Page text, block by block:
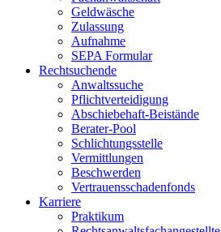
Geldwäsche
Zulassung
Aufnahme
SEPA Formular
Rechtsuchende
Anwaltssuche
Pflichtverteidigung
Abschiebehaft-Beistände
Berater-Pool
Schlichtungsstelle
Vermittlungen
Beschwerden
Vertrauensschadenfonds
Karriere
Praktikum